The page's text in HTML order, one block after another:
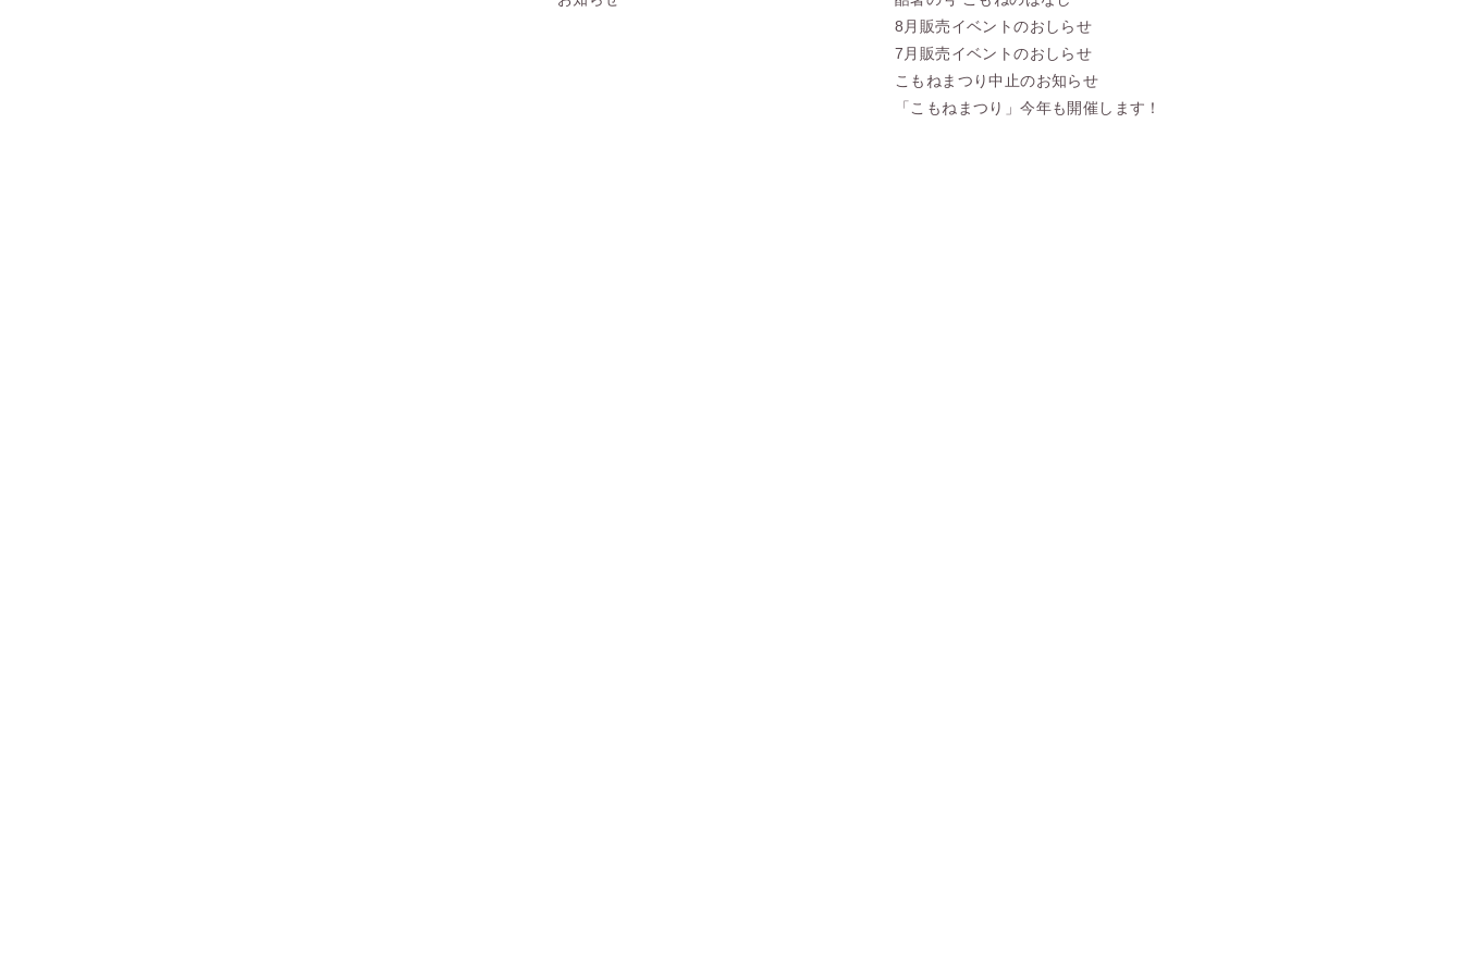
8月販売イベントのおしらせ
7月販売イベントのおしらせ
こもねまつり中止のお知らせ
「こもねまつり」今年も開催します！